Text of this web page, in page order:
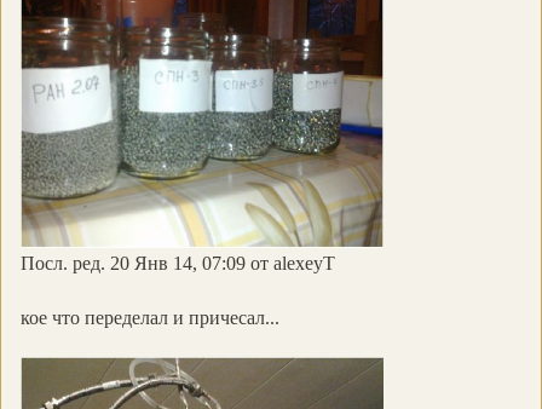
Посл. ред. 20 Янв 14, 07:09 от alexeyT
кое что переделал и причесал...